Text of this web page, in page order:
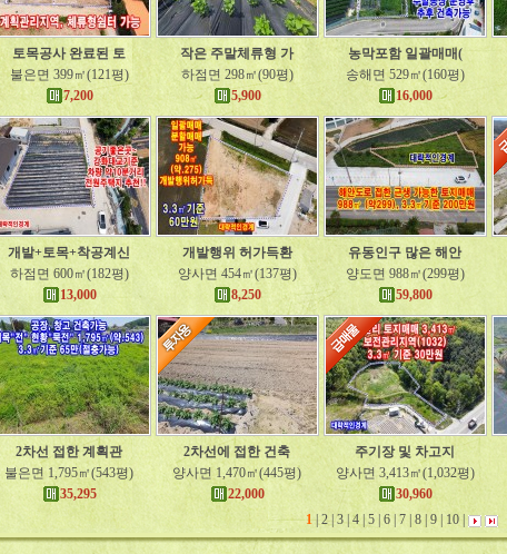
토목공사 완료된 토
불은면 399㎡(121평)
7,200
작은 주말체류형 가
하점면 298㎡(90평)
5,900
농막포함 일괄매매(
송해면 529㎡(160평)
16,000
개발+토목+착공계신
하점면 600㎡(182평)
13,000
개발행위 허가득환
양사면 454㎡(137평)
8,250
유동인구 많은 해안
양도면 988㎡(299평)
59,800
2차선 접한 계획관
불은면 1,795㎡(543평)
35,295
2차선에 접한 건축
양사면 1,470㎡(445평)
22,000
주기장 및 차고지
양사면 3,413㎡(1,032평)
30,960
1|2|3| 4| 5| 6| 7| 8| 9| 10|